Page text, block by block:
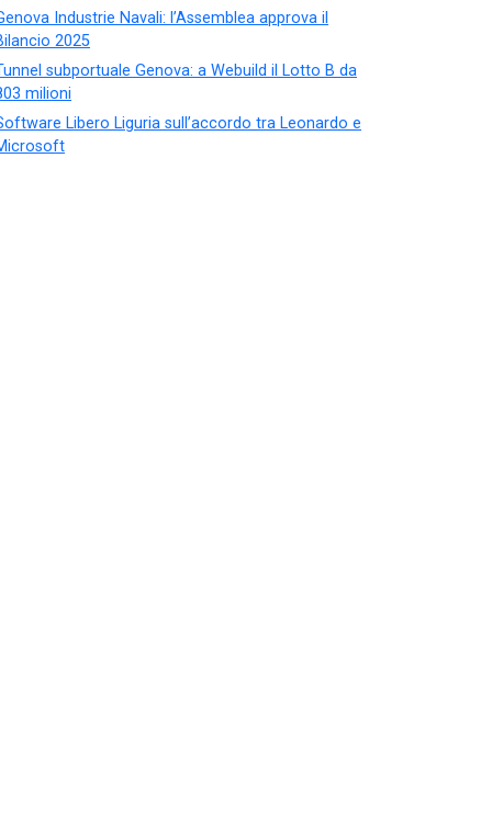
Industrie Navali: l’Assemblea approva il
2025
subportuale Genova: a Webuild il Lotto B da
milioni
Libero Liguria sull’accordo tra Leonardo e